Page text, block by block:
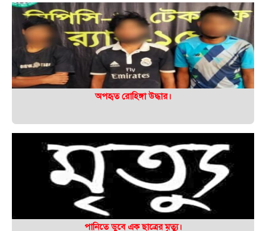
অপহৃত রোহিঙ্গা উদ্ধার।
পানিতে ডুবে এক ছাত্রের মৃত্যু।